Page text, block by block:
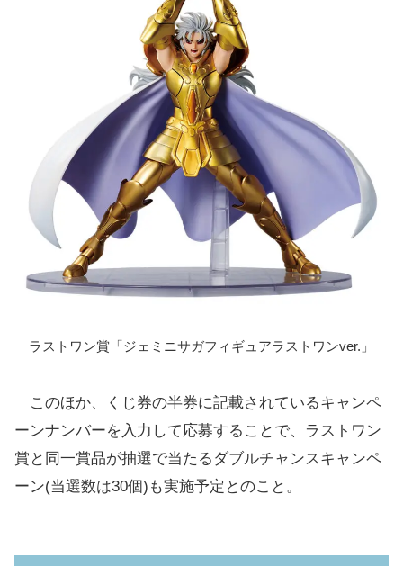
ラストワン賞「ジェミニサガフィギュアラストワンver.」
このほか、くじ券の半券に記載されているキャンペ
ーンナンバーを入力して応募することで、ラストワン
賞と同一賞品が抽選で当たるダブルチャンスキャンペ
ーン(当選数は30個)も実施予定とのこと。